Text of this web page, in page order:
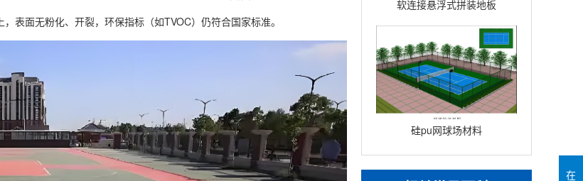
软连接悬浮式拼装地板
硅pu网球场材料
表面无粉化、开裂，环保指标（如TVOC）仍符合国家标准。
在